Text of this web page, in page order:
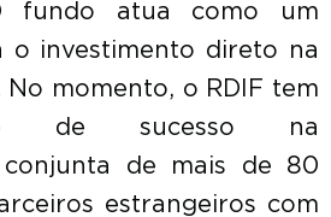
fundo atua como um
o investimento direto na
No momento, o RDIF tem
de sucesso na
conjunta de mais de 80
estrangeiros com